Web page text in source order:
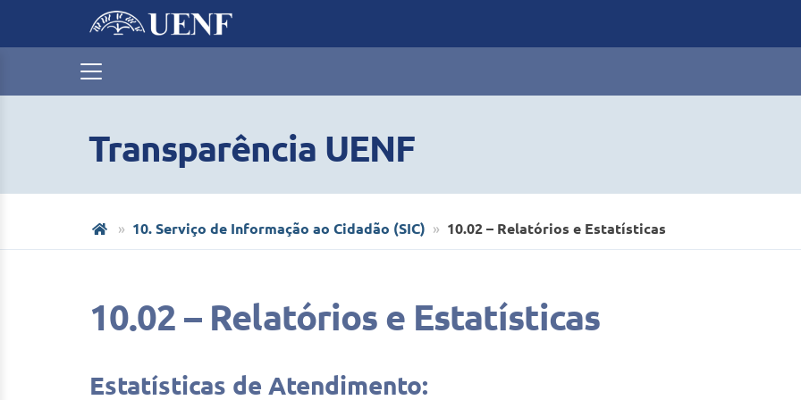
Transparência UENF
10. Serviço de Informação ao Cidadão (SIC) 10.02 – Relatórios e Estatísticas
10.02 – Relatórios e Estatísticas
Estatísticas de Atendimento: